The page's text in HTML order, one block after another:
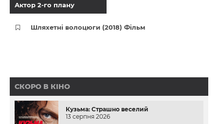
Актор 2-го плану
Шляхетні волоцюги (2018) Фільм
СКОРО В КІНО
Кузьма: Страшно веселий
13 серпня 2026